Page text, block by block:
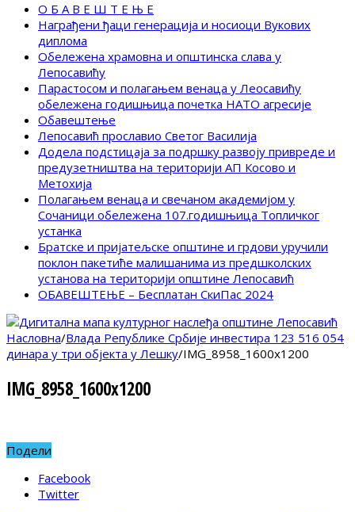
О Б А В Е Ш Т Е Њ Е
Награђени ђаци генерација и носиоци Вукових
диплома
Обележена храмовна и општинска слава у
Лепосавићу
Парастосом и полагањем венаца у Леосавићу
обележена годишњица почетка НАТО агресије
Обавештење
Лепосавић прославио Светог Василија
Додела подстицаја за подршку развоју привреде и
предузетништва на територији АП Косово и
Метохија
Полагањем венаца и свечаном академијом у
Сочаници обележена 107.годишњица Топличког
устанка
Братске и пријатељске општине и грдови уручили
поклон пакетиће малишанима из предшколских
установа на територији општине Лепосавић
ОБАВЕШТЕЊЕ – Бесплатан СкиПас 2024
Насловна/Влада Републике Србије инвестира 123 516 054
динара у три објекта у Лешку/IMG_8958_1600x1200
IMG_8958_1600x1200
Подели
Facebook
Twitter